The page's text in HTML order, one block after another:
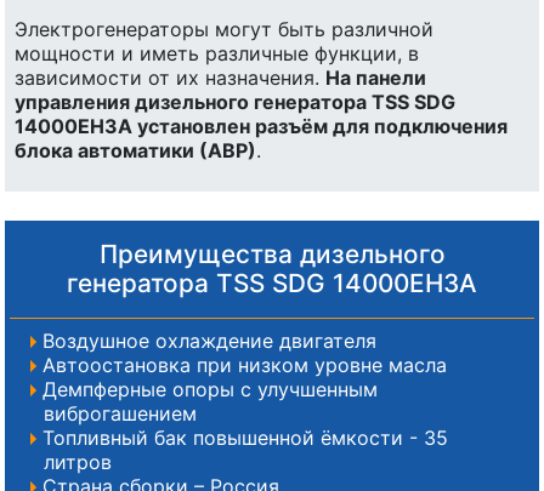
Электрогенераторы могут быть различной
мощности и иметь различные функции, в
зависимости от их назначения. На панели
управления дизельного генератора TSS SDG
14000EH3A установлен разъём для подключения
блока автоматики (АВР).
Преимущества дизельного
генератора TSS SDG 14000EH3A
Воздушное охлаждение двигателя
Автоостановка при низком уровне масла
Демпферные опоры с улучшенным
виброгашением
Топливный бак повышенной ёмкости - 35
литров